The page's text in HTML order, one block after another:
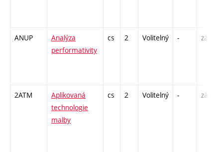
ANUP
Analýza
performativity
cs 2 Volitelný - zá
2ATM
Aplikovaná
technologie
malby
cs 2 Volitelný - zá